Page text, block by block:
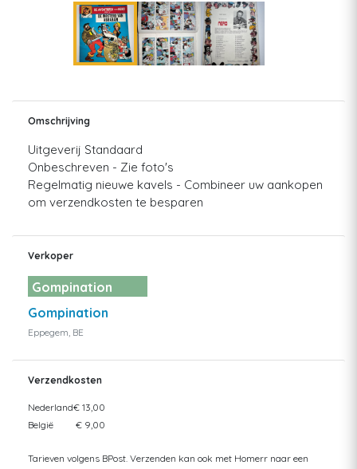
Omschrijving
Uitgeverij Standaard
Onbeschreven - Zie foto's
Regelmatig nieuwe kavels - Combineer uw aankopen
om verzendkosten te besparen
Verkoper
Gompination
Gompination
Eppegem, BE
Verzendkosten
Nederland€ 13,00
België
€ 9,00
Tarieven volgens BPost. Verzenden kan ook met Homerr naar een